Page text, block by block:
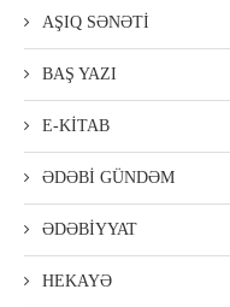
AŞIQ SƏNƏTİ
BAŞ YAZI
E-KİTAB
ƏDƏBİ GÜNDƏM
ƏDƏBİYYAT
HEKAYƏ